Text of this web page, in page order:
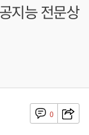
지능 전문상
0